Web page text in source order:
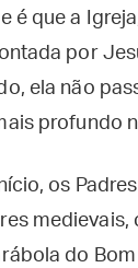
é que a
por
ela não
profundo
os
medievais,
do